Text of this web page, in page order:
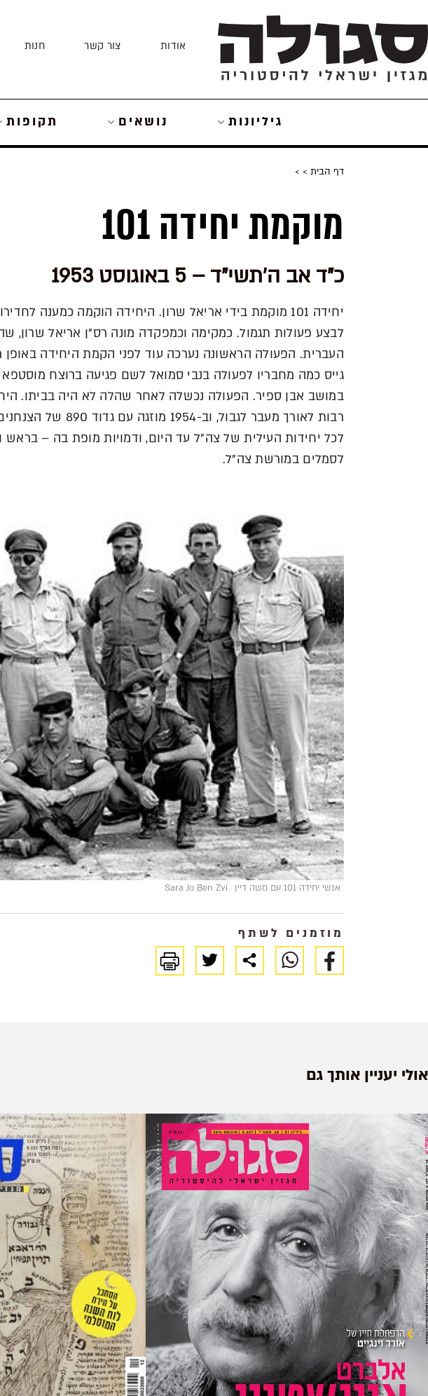
to
content
אודות צור קשר חנות
גיליונות נושאים תקופות
דף הבית >
>
מוקמת יחידה 101
כ"ד אב ה'תשי"ד – 5 באוגוסט 1953
יחידה 101 מוקמת בידי אריאל שרון. היחידה הוקמה כמענה
לבצע פעולות תגמול. כמקימה וכמפקדה מונה רס"ן אריאל שרון,
העברית. הפעולה הראשונה נערכה עוד לפני הקמת היחידה
גייס כמה מחבריו לפעולה בנבי סמואל לשם פגיעה ברוצח
במושב אבן ספיר. הפעולה נכשלה לאחר שהלה לא היה בביתו.
לכל יחידות העילית של צה"ל עד היום, ודמויות מופת בה – בראש
לסמלים במורשת צה"ל.
אנשי יחידה 101 עם משה דיין Sara Jo Ben Zvi
מוזמנים לשתף
אולי יעניין אותך גם